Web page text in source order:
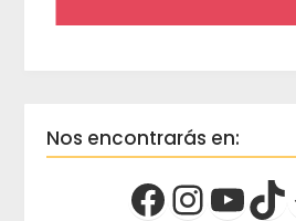
Nos encontrarás en: